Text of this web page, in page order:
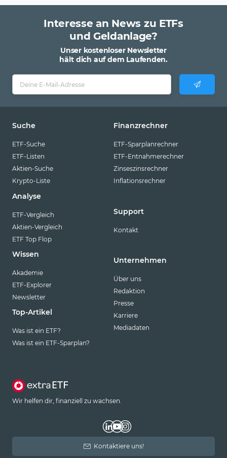
Interesse an News zu ETFs
und Geldanlage?
Unser kostenloser Newsletter
hält dich auf dem Laufenden.
Suche
ETF-Suche
ETF-Listen
Aktien-Suche
Krypto-Liste
Analyse
ETF-Vergleich
Aktien-Vergleich
ETF Top Flop
Wissen
Akademie
ETF-Explorer
Newsletter
Top-Artikel
Was ist ein ETF?
Was ist ein ETF-Sparplan?
Finanzrechner
ETF-Sparplanrechner
ETF-Entnahmerechner
Zinseszinsrechner
Inflationsrechner
Support
Kontakt
Unternehmen
Über uns
Redaktion
Presse
Karriere
Mediadaten
Wir helfen dir, finanziell zu wachsen.
Kontaktiere uns!